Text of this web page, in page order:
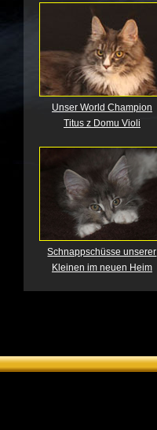
Unser World Champion
Titus z Domu Violi
Schnappschüsse unserer
Kleinen im neuen Heim